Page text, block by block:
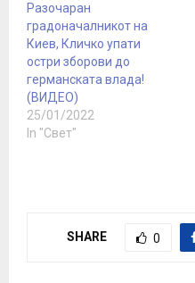
Разочаран
градоначалникот на
Киев, Кличко упати
остри зборови до
германската влада!
(ВИДЕО)
25/01/2022
In "Свет"
SHARE 0